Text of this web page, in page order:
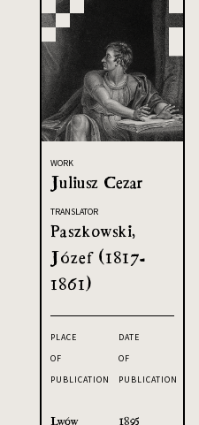
WORK
Juliusz Cezar
TRANSLATOR
Paszkowski,
Józef (1817-
1861)
PLACE
OF
PUBLICATION
Lwów
DATE
OF
PUBLICATION
1895